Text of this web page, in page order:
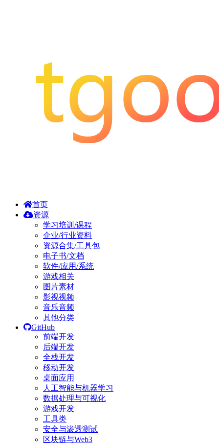
首页
资源
学习培训/课程
企业/行业资料
资源合集/工具包
电子书/文档
软件/应用/系统
游戏相关
图片素材
影视视频
音乐音频
其他分类
GitHub
前端开发
后端开发
全栈开发
移动开发
桌面应用
人工智能与机器学习
数据处理与可视化
游戏开发
工具类
安全与渗透测试
区块链与Web3